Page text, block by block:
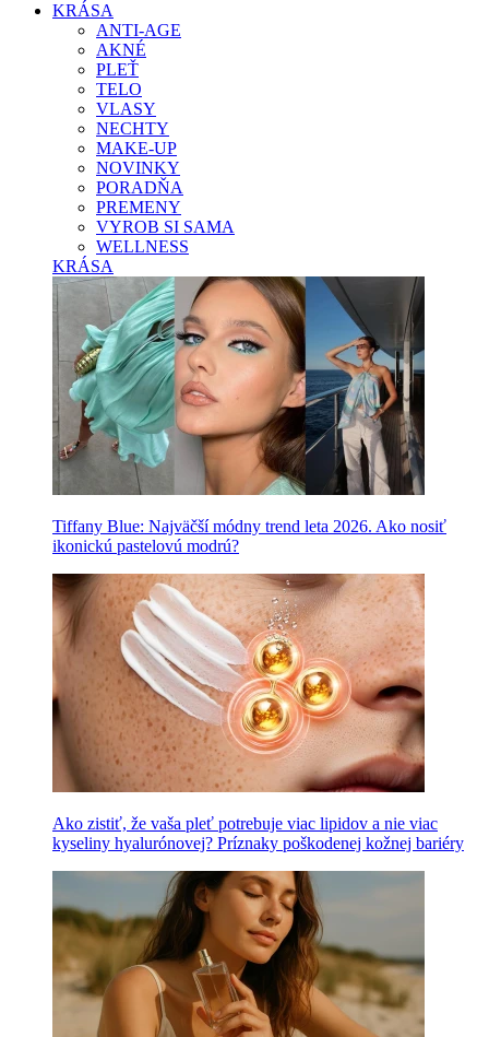
KRÁSA
ANTI-AGE
AKNÉ
PLEŤ
TELO
VLASY
NECHTY
MAKE-UP
NOVINKY
PORADŇA
PREMENY
VYROB SI SAMA
WELLNESS
KRÁSA
Tiffany Blue: Najväčší módny trend leta 2026. Ako nosiť
ikonickú pastelovú modrú?
Ako zistiť, že vaša pleť potrebuje viac lipidov a nie viac
kyseliny hyalurónovej? Príznaky poškodenej kožnej bariéry